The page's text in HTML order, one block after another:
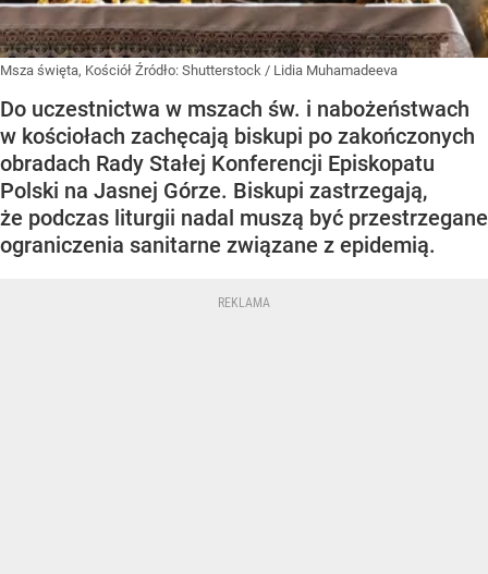
Msza święta, Kościół Źródło: Shutterstock / Lidia Muhamadeeva
Do uczestnictwa w mszach św. i nabożeństwach
w kościołach zachęcają biskupi po zakończonych
obradach Rady Stałej Konferencji Episkopatu
Polski na Jasnej Górze. Biskupi zastrzegają,
że podczas liturgii nadal muszą być przestrzegane
ograniczenia sanitarne związane z epidemią.